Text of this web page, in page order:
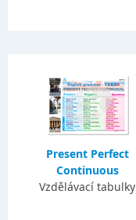
Present Perfect
Continuous
Vzdělávací tabulky